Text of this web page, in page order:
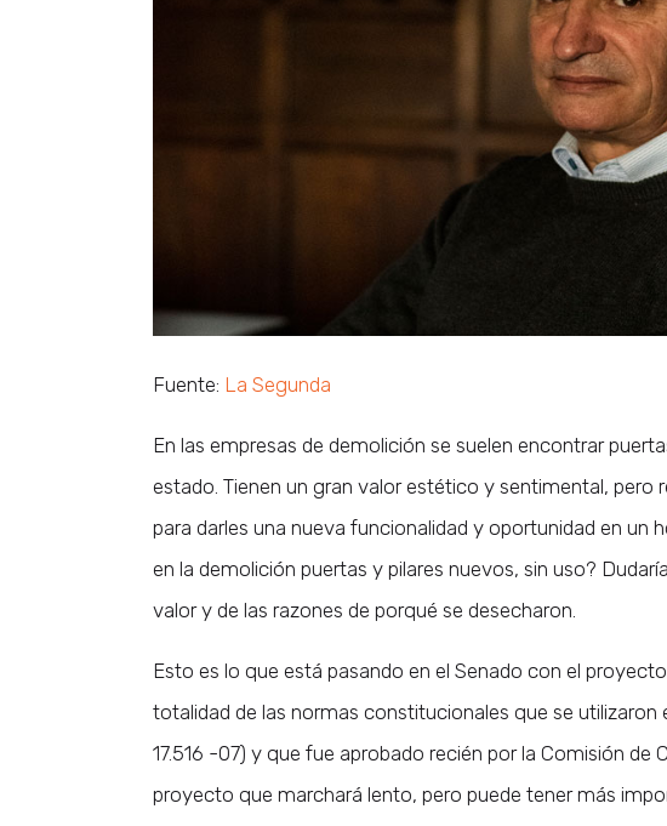
Fuente: La Segunda
En las empresas de demolición se suelen encontrar
estado. Tienen un gran valor estético y sentimental, pero
para darles una nueva funcionalidad y oportunidad en un
en la demolición puertas y pilares nuevos, sin uso?
valor y de las razones de porqué se desecharon.
Esto es lo que está pasando en el Senado con el
totalidad de las normas constitucionales que se
17.516 -07) y que fue aprobado recién por la Comisión de
proyecto que marchará lento, pero puede tener más